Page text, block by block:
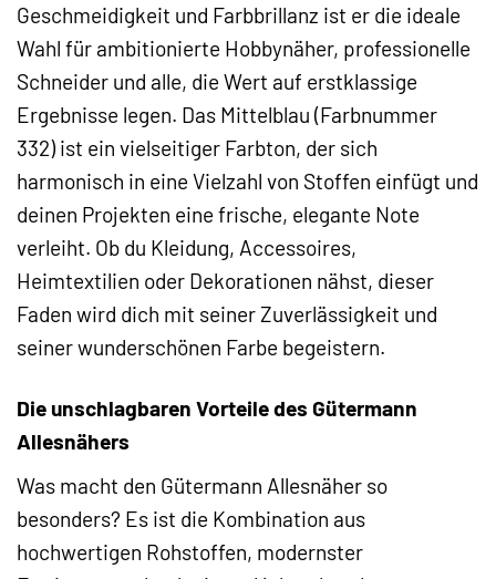
Geschmeidigkeit und Farbbrillanz ist er die ideale
Wahl für ambitionierte Hobbynäher, professionelle
Schneider und alle, die Wert auf erstklassige
Ergebnisse legen. Das Mittelblau (Farbnummer
332) ist ein vielseitiger Farbton, der sich
harmonisch in eine Vielzahl von Stoffen einfügt und
deinen Projekten eine frische, elegante Note
verleiht. Ob du Kleidung, Accessoires,
Heimtextilien oder Dekorationen nähst, dieser
Faden wird dich mit seiner Zuverlässigkeit und
seiner wunderschönen Farbe begeistern.
Die unschlagbaren Vorteile des Gütermann
Allesnähers
Was macht den Gütermann Allesnäher so
besonders? Es ist die Kombination aus
hochwertigen Rohstoffen, modernster